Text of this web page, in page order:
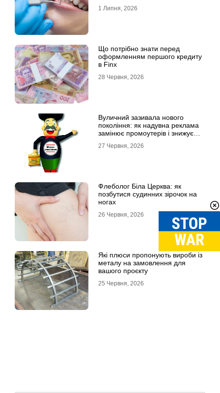
1 Липня, 2026
Що потрібно знати перед
оформленням першого кредиту
в Finx
28 Червня, 2026
Вуличний зазивала нового
покоління: як надувна реклама
замінює промоутерів і знижує
27 Червня, 2026
Флеболог Біла Церква: як
позбутися судинних зірочок на
ногах
26 Червня, 2026
Які плюси пропонують вироби із
металу на замовлення для
вашого проєкту
25 Червня, 2026